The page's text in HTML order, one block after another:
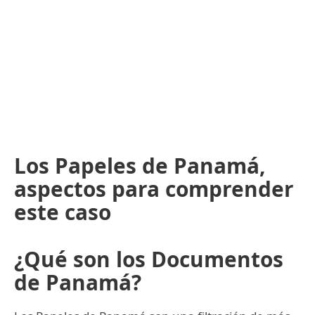
Los Papeles de Panamá,
aspectos para comprender
este caso
¿Qué son los Documentos
de Panamá?